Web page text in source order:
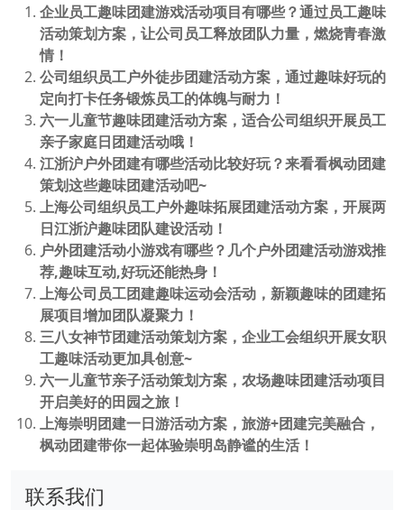
企业员工趣味团建游戏活动项目有哪些？通过员工趣味
活动策划方案，让公司员工释放团队力量，燃烧青春激
情！
公司组织员工户外徒步团建活动方案，通过趣味好玩的
定向打卡任务锻炼员工的体魄与耐力！
六一儿童节趣味团建活动方案，适合公司组织开展员工
亲子家庭日团建活动哦！
江浙沪户外团建有哪些活动比较好玩？来看看枫动团建
策划这些趣味团建活动吧~
上海公司组织员工户外趣味拓展团建活动方案，开展两
日江浙沪趣味团队建设活动！
户外团建活动小游戏有哪些？几个户外团建活动游戏推
荐,趣味互动,好玩还能热身！
上海公司员工团建趣味运动会活动，新颖趣味的团建拓
展项目增加团队凝聚力！
三八女神节团建活动策划方案，企业工会组织开展女职
工趣味活动更加具创意~
六一儿童节亲子活动策划方案，农场趣味团建活动项目
开启美好的田园之旅！
上海崇明团建一日游活动方案，旅游+团建完美融合，
枫动团建带你一起体验崇明岛静谧的生活！
联系我们